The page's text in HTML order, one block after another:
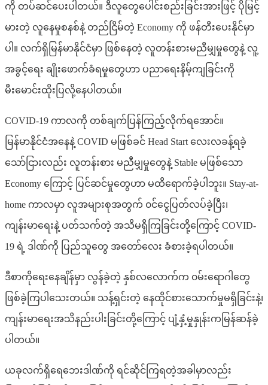
ကို တပ်ဆင်ပေးပါတယ်။ ဒီလူတွေပေါင်းစည်းခြင်းအားဖြင့် ပိုမြင့်
မားတဲ့ လူနေမှုစနစ်နဲ့ တည်ငြိမ်တဲ့ Economy ကို ဖန်တီးပေးနိုင်မှာ
ပါ။ လက်ရှိမြန်မာနိုင်ငံမှာ ဖြစ်နေတဲ့ လူတန်းစားမညီမျှမှုတွေနဲ့ လူ့
အခွင့်ရေး ချိုးဖောက်ခံရမှုတွေဟာ ပညာရေးနိမ့်ကျခြင်းကို
မီးမောင်းထိုးပြလို့နေပါတယ်။
COVID-19 ကာလကို တစ်ချက်ပြန်ကြည့်လိုက်ရအောင်။
မြန်မာနိုင်ငံအနေနဲ့ COVID မဖြစ်ခင် Head Start လေးလခန့်ရခဲ့
သော်ငြားလည်း လူတန်းစား မညီမျှမှုတွေနဲ့ Stable မဖြစ်သော
Economy‌ ကြောင့် ပြင်ဆင်မှုတွေဟာ မထိရောက်ခဲ့ပါဘူး။ Stay-at-
home ကာလမှာ လူအများစုအတွက် ‌၀င်ငွေပြတ်လပ်ခဲ့ပြီး၊
ကျန်းမာရေးနဲ့ ပတ်သက်တဲ့ အသိမရှိကြခြင်း‌တို့ကြောင့် COVID-
19 ရဲ့ ဒါဏ်ကို ပြည်သူတွေ အတော်လေး ခံစားခဲ့ရပါတယ်။
ဒီစာကိုရေးနေချိန်မှာ လွန်ခဲ့တဲ့ နှစ်လလောက်က ၀မ်းရောဂါတွေ
ဖြစ်ခဲ့ကြပါသေးတယ်။ သန့်ရှင်းတဲ့ နေထိုင်စားသောက်မှုမရှိခြင်းနဲ့၊
ကျန်းမာရေးအသိနည်းပါးခြင်းတို့ကြောင့် ပျံ့နှံ့မှုနှုန်းကမြန်ဆန်ခဲ့
ပါတယ်။
ယခုလက်ရှိ‌ရေဘေးဒါဏ်ကို ရင်ဆိုင်ကြရတဲ့အခါမှာလည်း